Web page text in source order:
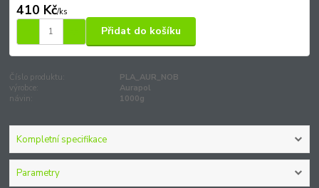
410 Kč/ks
Přidat do košíku
Číslo produktu:
PLA_AUR_NOB
výrobce:
Aurapol
návin:
1000g
Kompletní specifikace
Parametry